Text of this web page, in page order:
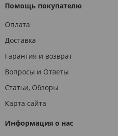
Помощь покупателю
Оплата
Доставка
Гарантия и возврат
Вопросы и Ответы
Статьи, Обзоры
Карта сайта
Информация о нас